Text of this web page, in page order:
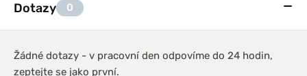
Dotazy 0
Žádné dotazy - v pracovní den odpovíme do 24 hodin,
zeptejte se jako první.